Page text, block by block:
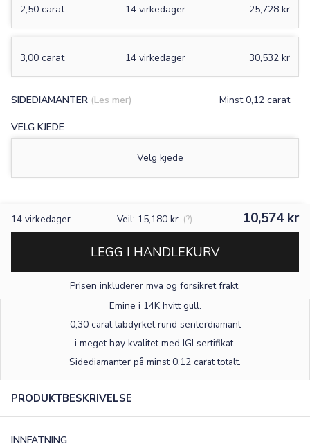
2,50 carat 25,728 kr
14 virkedager
3,00 carat 30,532 kr
14 virkedager
SIDEDIAMANTER (Les mer) Minst 0,12 carat
VELG KJEDE
Velg kjede
14 virkedager Veil: 15,180 kr (?) 10,574 kr
LEGG I HANDLEKURV
Prisen inkluderer mva og forsikret frakt.
Emine i 14K hvitt gull.
0,30 carat labdyrket rund senterdiamant
i meget høy kvalitet med IGI sertifikat.
Sidediamanter på minst 0,12 carat totalt.
PRODUKTBESKRIVELSE
INNFATNING